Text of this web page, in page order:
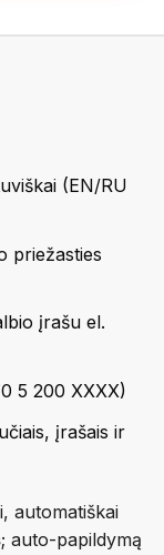
(EN/RU
priežasties
įrašu el.
5 200 XXXX)
įrašais ir
automatiškai
; auto-papildymą